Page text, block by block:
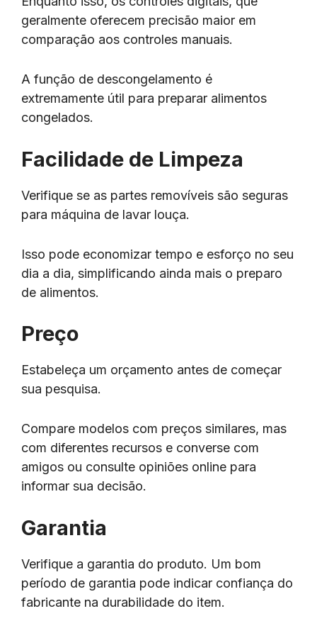
geralmente oferecem precisão maior em
comparação aos controles manuais.
A função de descongelamento é
extremamente útil para preparar alimentos
congelados.
Facilidade de Limpeza
Verifique se as partes removíveis são seguras
para máquina de lavar louça.
Isso pode economizar tempo e esforço no seu
dia a dia, simplificando ainda mais o preparo
de alimentos.
Preço
Estabeleça um orçamento antes de começar
sua pesquisa.
Compare modelos com preços similares, mas
com diferentes recursos e converse com
amigos ou consulte opiniões online para
informar sua decisão.
Garantia
Verifique a garantia do produto. Um bom
período de garantia pode indicar confiança do
fabricante na durabilidade do item.